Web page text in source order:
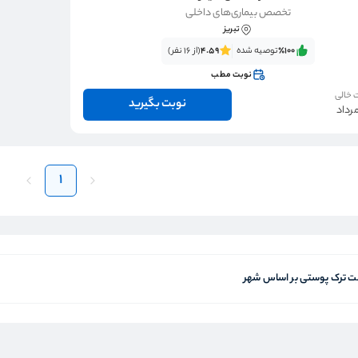
تخصص بیماری‌های داخلی
تبریز
٪100‌‌‌توصیه شده 4.59(از 16 نفر)
نوبت مطب
خالی
نوبت بگیرید
1
ترک پوستی بر اساس شهر